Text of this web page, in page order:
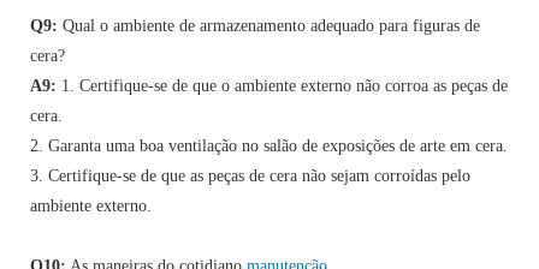
Q9: Qual o ambiente de armazenamento adequado para figuras de
cera?
A9: 1. Certifique-se de que o ambiente externo não corroa as peças de
cera.
2. Garanta uma boa ventilação no salão de exposições de arte em cera.
3. Certifique-se de que as peças de cera não sejam corroídas pelo
ambiente externo.